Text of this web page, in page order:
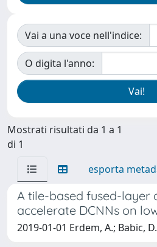
Vai a una voce nell'indice:
O digita l'anno:
Mostrati risultati da 1 a 1
di 1
esporta
A tile-based fused-layer
accelerate DCNNs on
2019-01-01 Erdem, A.; Babic,